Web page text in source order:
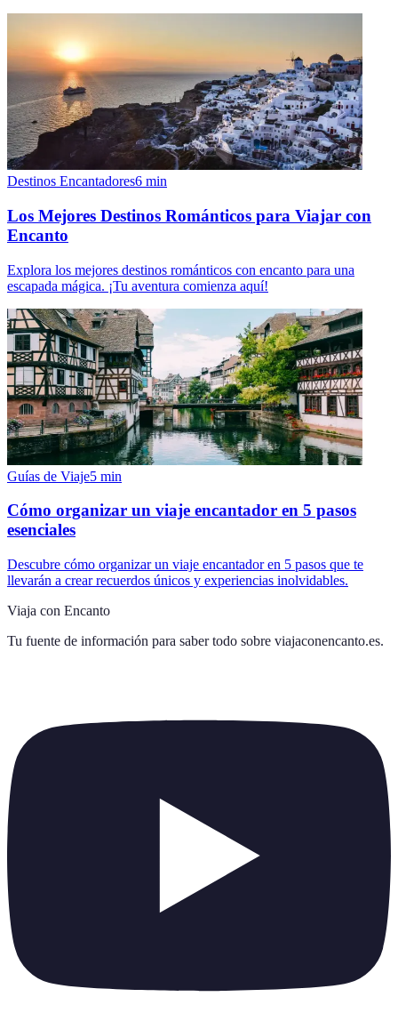
Destinos Encantadores6 min
Los Mejores Destinos Románticos para Viajar con
Encanto
Explora los mejores destinos románticos con encanto para una
escapada mágica. ¡Tu aventura comienza aquí!
Guías de Viaje5 min
Cómo organizar un viaje encantador en 5 pasos
esenciales
Descubre cómo organizar un viaje encantador en 5 pasos que te
llevarán a crear recuerdos únicos y experiencias inolvidables.
Viaja con Encanto
Tu fuente de información para saber todo sobre viajaconencanto.es.